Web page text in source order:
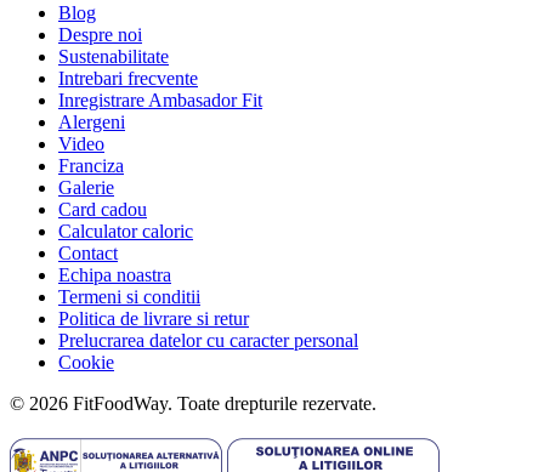
Blog
Despre noi
Sustenabilitate
Intrebari frecvente
Inregistrare Ambasador Fit
Alergeni
Video
Franciza
Galerie
Card cadou
Calculator caloric
Contact
Echipa noastra
Termeni si conditii
Politica de livrare si retur
Prelucrarea datelor cu caracter personal
Cookie
© 2026 FitFoodWay. Toate drepturile rezervate.